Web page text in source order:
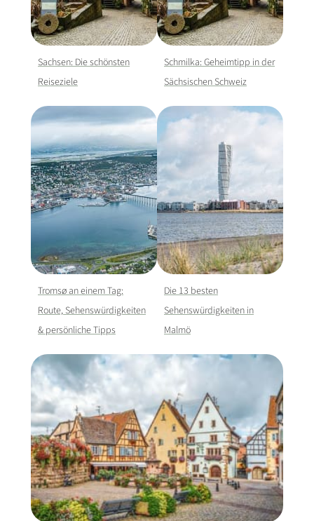
Sachsen: Die schönsten
Reiseziele
Schmilka: Geheimtipp in der
Sächsischen Schweiz
Tromsø an einem Tag:
Route, Sehenswürdigkeiten
& persönliche Tipps
Die 13 besten
Sehenswürdigkeiten in
Malmö